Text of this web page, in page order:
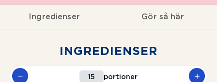
Ingredienser Gör så här
INGREDIENSER
portioner